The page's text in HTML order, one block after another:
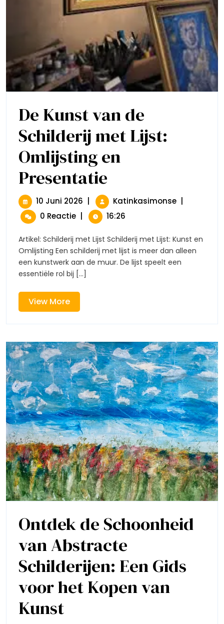
De Kunst van de
Schilderij met Lijst:
Omlijsting en
Presentatie
De
Schilderij
Met
Omlijsting
En
Presentatie
10 Juni 2026 10
Juni
2026
KatinkasimonseDe
Schilderij
Met
Lijst:
0 Reactie
16:26
Artikel: Schilderij met Lijst Schilderij met Lijst: Kunst en
Omlijsting Een schilderij met lijst is meer dan alleen
een kunstwerk aan de muur. De lijst speelt een
essentiële rol bij [...]
View MoreView
More
Ontdek de Schoonheid
van Abstracte
Schilderijen: Een Gids
voor het Kopen van
KunstDe